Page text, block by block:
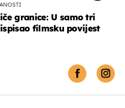
granice: U samo tri
filmsku povijest